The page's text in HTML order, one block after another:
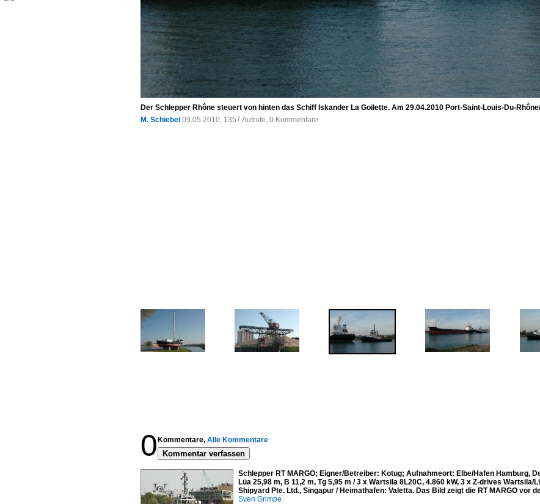
Der Schlepper Rhône steuert von hinten das Schiff Iskander La Goilette. Am 29.04.2010 Port-Saint-Louis-Du-
M. Schiebel 09.05.2010, 1357 Aufrufe, 0 Kommentare
0 Kommentare, Alle Kommentare
Kommentar verfassen
Schlepper RT MARGO; Eigner/Betreiber: Kotug; Aufnahmeort: Elbe/Hafen Hamburg,
Lüa 25,98 m, B 11,2 m, Tg 5,95 m / 3 x Wartsila 8L20C, 4.860 kW, 3 x Z-drives
Shipyard Pte. Ltd., Singapur / Heimathafen: Valetta. Das Bild zeigt die RT MARGO vor
Sven Grimpe